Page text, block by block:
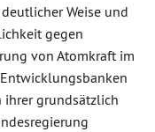
Weise und
gegen
von Atomkraft im
ihrer grundsätzlich